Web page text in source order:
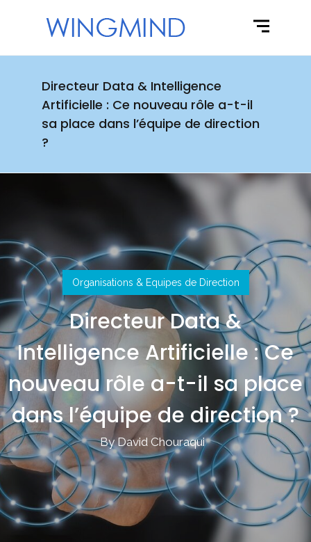
Directeur Data & Intelligence
Artificielle : Ce nouveau rôle a-t-il
sa place dans l’équipe de direction
?
Organisations & Equipes de Direction
Directeur Data &
Intelligence Artificielle : Ce
nouveau rôle a-t-il sa place
dans l’équipe de direction ?
By David Chouraqui